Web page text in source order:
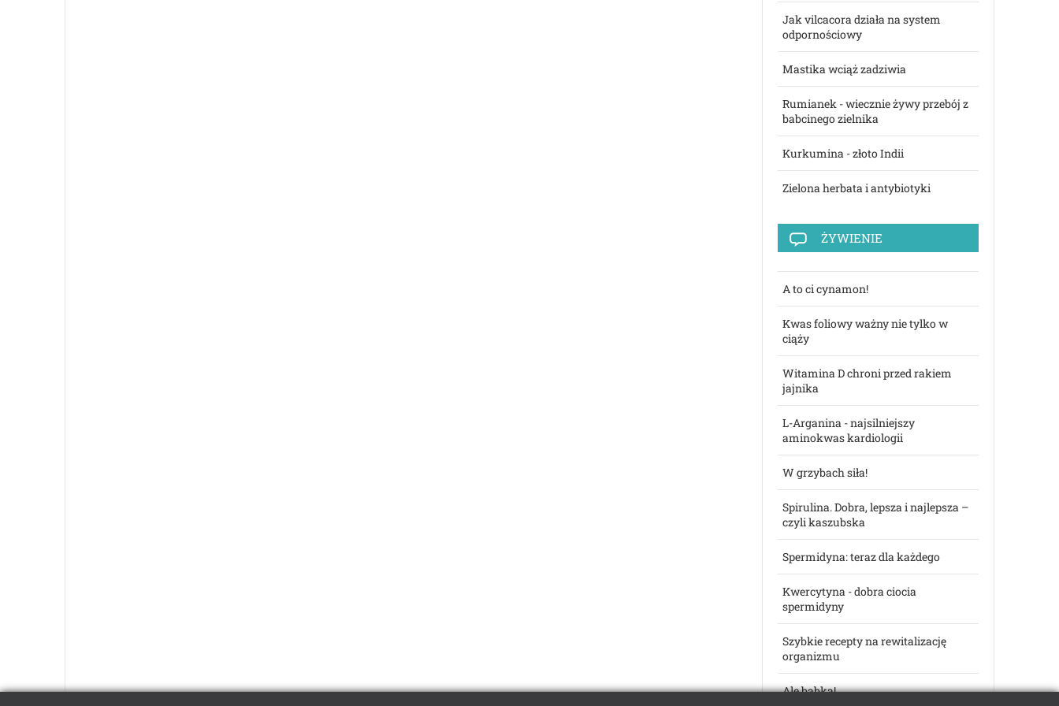
Jak vilcacora działa na system
odpornościowy
Mastika wciąż zadziwia
Rumianek - wiecznie żywy przebój z
babcinego zielnika
Kurkumina - złoto Indii
Zielona herbata i antybiotyki
ŻYWIENIE
A to ci cynamon!
Kwas foliowy ważny nie tylko w
ciąży
Witamina D chroni przed rakiem
jajnika
L-Arganina - najsilniejszy
aminokwas kardiologii
W grzybach siła!
Spirulina. Dobra, lepsza i najlepsza –
czyli kaszubska
Spermidyna: teraz dla każdego
Kwercytyna - dobra ciocia
spermidyny
Szybkie recepty na rewitalizację
organizmu
Ale babka!